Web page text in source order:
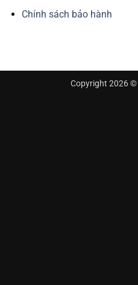
Chính sách bảo hành
Copyright 2026 ©